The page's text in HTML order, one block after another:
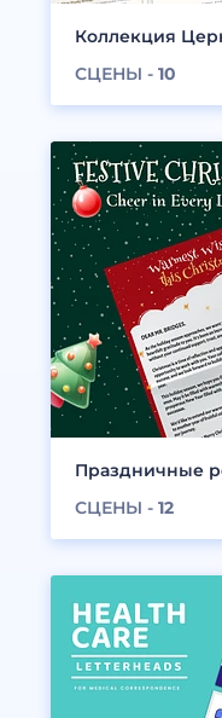
Коллекция
СЦЕНЫ - 10
Праздничные
СЦЕНЫ - 12